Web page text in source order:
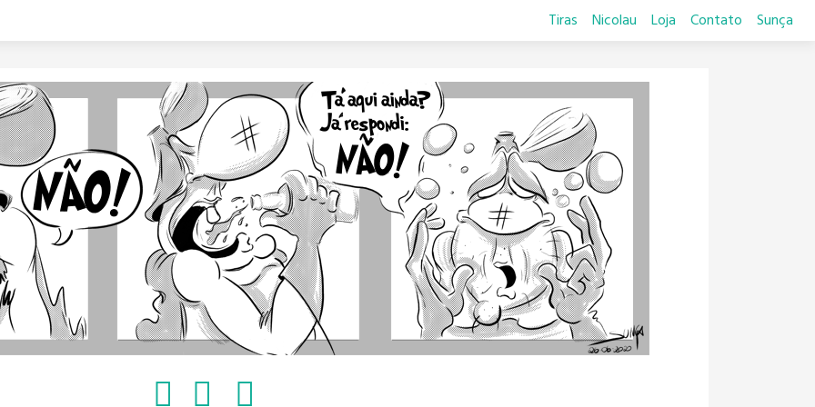
Tiras Nicolau Loja Contato Sunça